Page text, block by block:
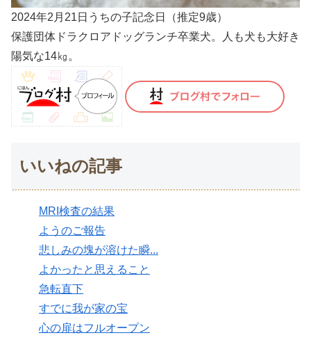
2024年2月21日うちの子記念日（推定9歳）
保護団体ドラクロアドッグランチ卒業犬。人も犬も大好き
陽気な14㎏。
いいねの記事
MRI検査の結果
ようのご報告
悲しみの塊が溶けた瞬...
よかったと思えること
急転直下
すでに我が家の宝
心の扉はフルオープン